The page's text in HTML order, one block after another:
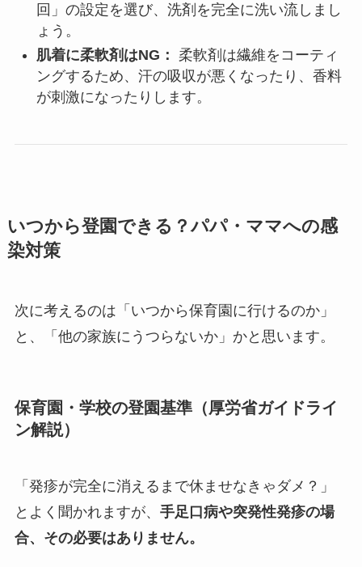
回」の設定を選び、洗剤を完全に洗い流しまし
ょう。
肌着に柔軟剤はNG： 柔軟剤は繊維をコーティ
ングするため、汗の吸収が悪くなったり、香料
が刺激になったりします。
いつから登園できる？パパ・ママへの感
染対策
次に考えるのは「いつから保育園に行けるのか」
と、「他の家族にうつらないか」かと思います。
保育園・学校の登園基準（厚労省ガイドライ
ン解説）
「発疹が完全に消えるまで休ませなきゃダメ？」
とよく聞かれますが、 手足口病や突発性発疹の場
合、その必要はありません。